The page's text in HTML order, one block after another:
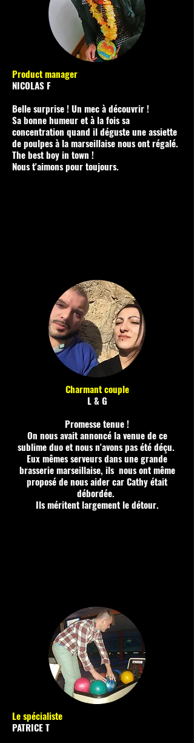
Product manager
NICOLAS F
Belle surprise ! Un mec à découvrir !
Sa bonne humeur et à la fois sa
concentration quand il déguste une assiette
de poulpes à la marseillaise nous ont régalé.
The best boy in town !
Nous t'aimons pour toujours.
Charmant couple
L & G
Promesse tenue !
On nous avait annoncé la venue de ce
sublime duo et nous n'avons pas été déçu.
Eux mêmes serveurs dans une grande
brasserie marseillaise, ils nous ont même
proposé de nous aider car Cathy était
débordée.
Ils méritent largement le détour.
Le spécialiste
PATRICE T